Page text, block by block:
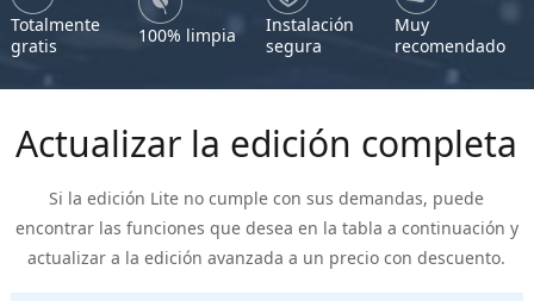
Totalmente
gratis
100% limpia
Instalación
segura
Muy
recomendado
Actualizar la edición completa
Si la edición Lite no cumple con sus demandas, puede
encontrar las funciones que desea en la tabla a continuación y
actualizar a la edición avanzada a un precio con descuento.